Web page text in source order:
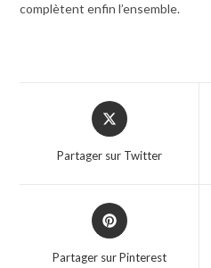
complètent enfin l’ensemble.
Partager sur Twitter
Partager sur Pinterest